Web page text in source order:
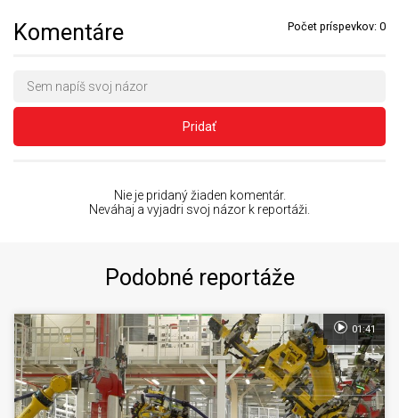
Komentáre Počet príspevkov: 0
Pridať
Nie je pridaný žiaden komentár.
Neváhaj a vyjadri svoj názor k reportáži.
Podobné reportáže
01:41